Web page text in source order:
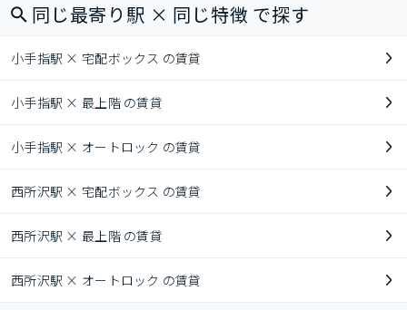
同じ最寄り駅 × 同じ特徴 で探す
小手指駅 × 宅配ボックス の賃貸
小手指駅 × 最上階 の賃貸
小手指駅 × オートロック の賃貸
西所沢駅 × 宅配ボックス の賃貸
西所沢駅 × 最上階 の賃貸
西所沢駅 × オートロック の賃貸